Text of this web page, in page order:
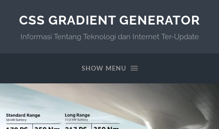
CSS GRADIENT GENERATOR
Informasi Tentang Teknologi dan Internet Ter-Update
SHOW MENU